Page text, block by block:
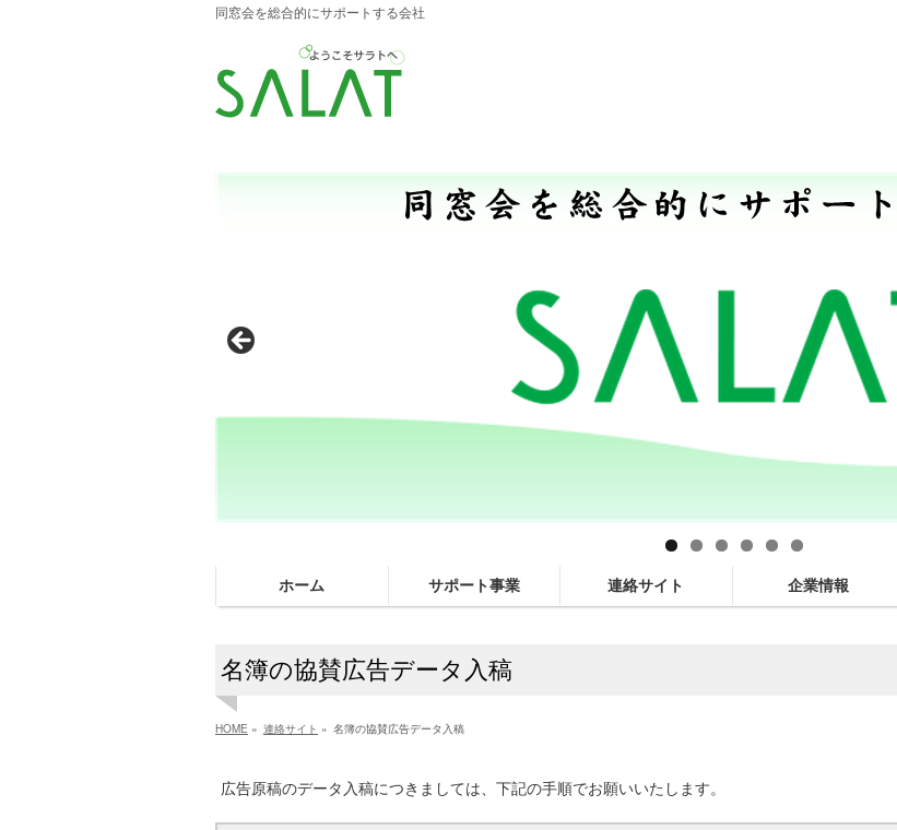
同窓会を総合的にサポートする会社
ホーム サポート事業 連絡サイト 企業情報
名簿の協賛広告データ入稿
HOME » 連絡サイト » 名簿の協賛広告データ入稿
広告原稿のデータ入稿につきましては、下記の手順でお願いいたします。